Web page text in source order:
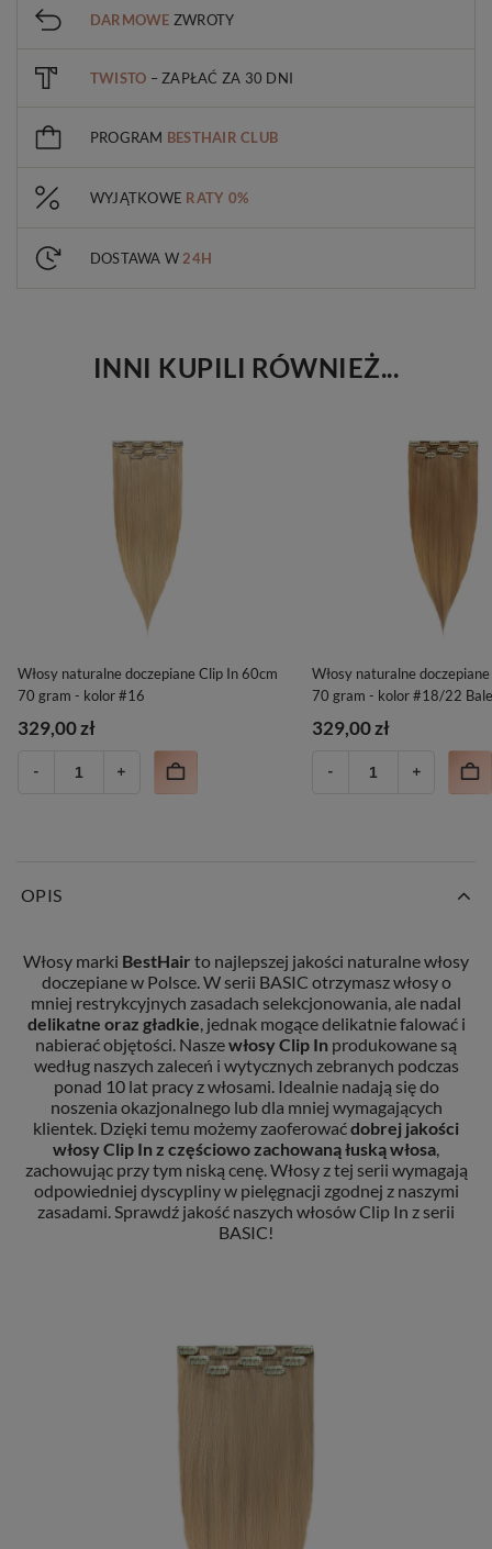
DARMOWE ZWROTY
TWISTO – ZAPŁAĆ ZA 30 DNI
PROGRAM BESTHAIR CLUB
WYJĄTKOWE RATY 0%
DOSTAWA W 24H
INNI KUPILI RÓWNIEŻ...
Włosy naturalne doczepiane Clip In 60cm
70 gram - kolor #16
329,00 zł
Włosy naturalne
70 gram - kolor #18/22
329,00 zł
OPIS
Włosy marki BestHair to najlepszej jakości naturalne włosy
doczepiane w Polsce. W serii BASIC otrzymasz włosy o
mniej restrykcyjnych zasadach selekcjonowania, ale nadal
delikatne oraz gładkie , jednak mogące delikatnie falować i
nabierać objętości. Naszewłosy Clip In produkowane są
według naszych zaleceń i wytycznych zebranych podczas
ponad 10 lat pracy z włosami. Idealnie nadają się do
noszenia okazjonalnego lub dla mniej wymagających
klientek. Dzięki temu możemy zaoferowaćdobrej jakości
włosy Clip In z częściowo zachowaną łuską włosa
zachowując przy tym niską cenę. Włosy z tej serii wymagają
odpowiedniej dyscypliny w pielęgnacji zgodnej z naszymi
zasadami. Sprawdź jakość naszych włosów Clip In z serii
BASIC!